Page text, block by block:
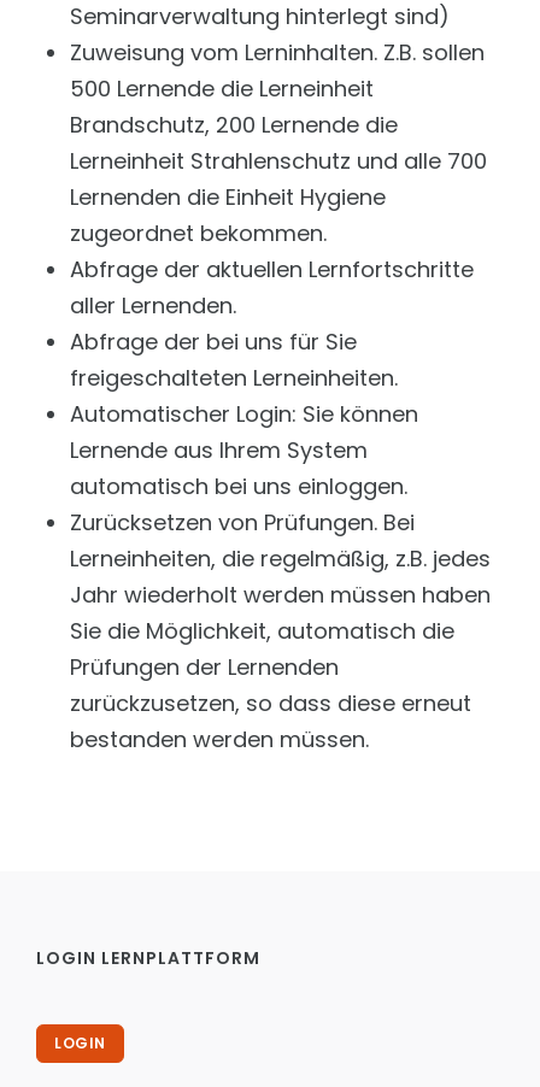
Seminarverwaltung hinterlegt sind)
Zuweisung vom Lerninhalten. Z.B. sollen
500 Lernende die Lerneinheit
Brandschutz, 200 Lernende die
Lerneinheit Strahlenschutz und alle 700
Lernenden die Einheit Hygiene
zugeordnet bekommen.
Abfrage der aktuellen Lernfortschritte
aller Lernenden.
Abfrage der bei uns für Sie
freigeschalteten Lerneinheiten.
Automatischer Login: Sie können
Lernende aus Ihrem System
automatisch bei uns einloggen.
Zurücksetzen von Prüfungen. Bei
Lerneinheiten, die regelmäßig, z.B. jedes
Jahr wiederholt werden müssen haben
Sie die Möglichkeit, automatisch die
Prüfungen der Lernenden
zurückzusetzen, so dass diese erneut
bestanden werden müssen.
LOGIN LERNPLATTFORM
LOGIN